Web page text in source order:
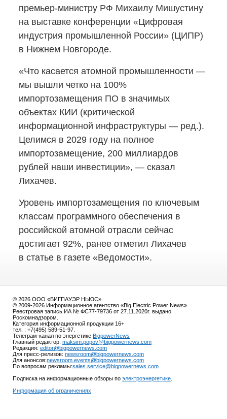
премьер-министру РФ Михаилу Мишустину
на выставке конференции «Цифровая
индустрия промышленной России» (ЦИПР)
в Нижнем Новгороде.
«Что касается атомной промышленности —
мы вышли четко на 100%
импортозамещения ПО в значимых
объектах КИИ (критической
информационной инфраструктуры — ред.).
Целимся в 2029 году на полное
импортозамещение, 200 миллиардов
рублей наши инвестиции», — сказал
Лихачев.
Уровень импортозамещения по ключевым
классам программного обеспечения в
российской атомной отрасли сейчас
достигает 92%, ранее отметил Лихачев
в статье в газете «Ведомости».
© 2026 ООО «БИГПАУЭР НЬЮС».
© 2009-2026 Информационное агентство «Big Electric Power News».
Реестровая запись ИА № ФС77-79736 от 27.11.2020г. выдано
Роскомнадзором.
Категория информационной продукции 16+
тел. : +7(495) 589-51-97.
Телеграм-канал по энергетике BigpowerNews
Главный редактор: maksim.popov@bigpowernews.com
Редакция: editor@bigpowernews.com
Для пресс-релизов: newsroom@bigpowernews.com
Для анонсов:newsroom.events@bigpowernews.com
По вопросам рекламы:sales.service@bigpowernews.com
Подписка на информационные обзоры по электроэнергетике
Информация об ограничениях